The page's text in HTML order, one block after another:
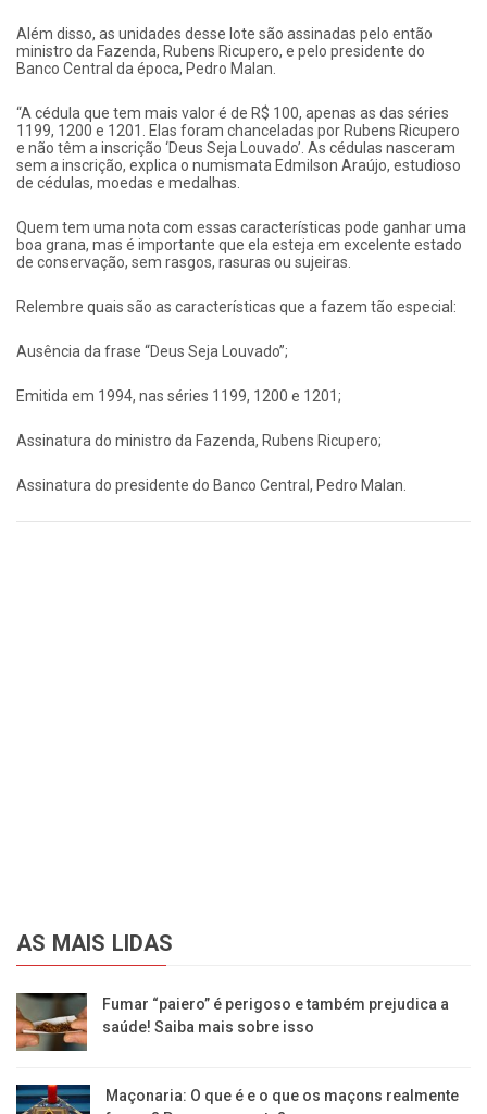
Além disso, as unidades desse lote são assinadas pelo então
ministro da Fazenda, Rubens Ricupero, e pelo presidente do
Banco Central da época, Pedro Malan.
“A cédula que tem mais valor é de R$ 100, apenas as das séries
1199, 1200 e 1201. Elas foram chanceladas por Rubens Ricupero
e não têm a inscrição ‘Deus Seja Louvado’. As cédulas nasceram
sem a inscrição, explica o numismata Edmilson Araújo, estudioso
de cédulas, moedas e medalhas.
Quem tem uma nota com essas características pode ganhar uma
boa grana, mas é importante que ela esteja em excelente estado
de conservação, sem rasgos, rasuras ou sujeiras.
Relembre quais são as características que a fazem tão especial:
Ausência da frase “Deus Seja Louvado”;
Emitida em 1994, nas séries 1199, 1200 e 1201;
Assinatura do ministro da Fazenda, Rubens Ricupero;
Assinatura do presidente do Banco Central, Pedro Malan.
AS MAIS LIDAS
Fumar “paiero” é perigoso e também prejudica a
saúde! Saiba mais sobre isso
Maçonaria: O que é e o que os maçons realmente